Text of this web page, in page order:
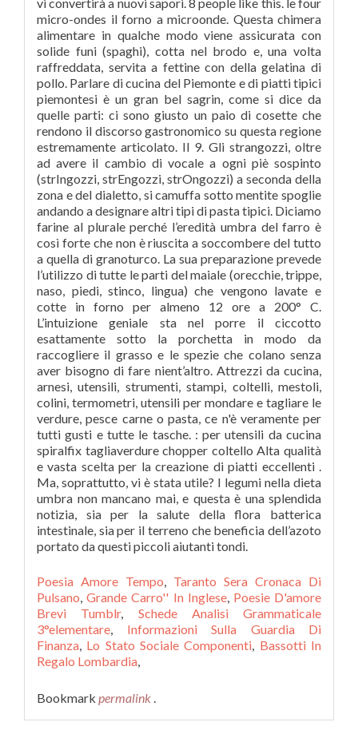
Poesia Amore Tempo, Taranto Sera Cronaca Di
Pulsano,Grande Carro'' In Inglese, Poesie D'amore
Brevi Tumblr, Schede Analisi Grammaticale
3°elementare, Informazioni Sulla Guardia Di
Finanza, Lo Stato Sociale Componenti, Bassotti In
Regalo Lombardia,
Bookmark permalink .